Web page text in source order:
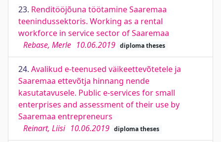
23. Renditööjõuna töötamine Saaremaa
teenindussektoris. Working as a rental
workforce in service sector of Saaremaa
Rebase, Merle 10.06.2019 diploma theses
24. Avalikud e-teenused väikeettevõtetele ja
Saaremaa ettevõtja hinnang nende
kasutatavusele. Public e-services for small
enterprises and assessment of their use by
Saaremaa entrepreneurs
Reinart, Liisi 10.06.2019 diploma theses